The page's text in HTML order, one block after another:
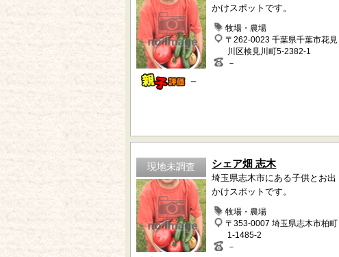
－
かけスポットです。
牧場・農場
〒262-0023 千葉県千葉市花見
川区検見川町5-2382-1
－
現地未調査 シェア畑 志木
埼玉県志木市にある子供とお出
かけスポットです。
牧場・農場
〒353-0007 埼玉県志木市柏町
1-1485-2
－